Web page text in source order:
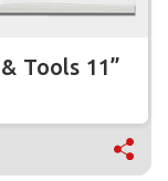
Tools 11”